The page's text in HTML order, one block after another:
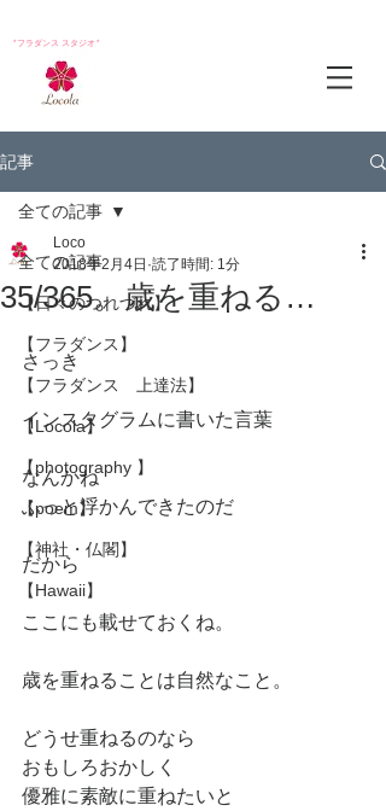
*フラダンス スタジオ*
記事
全ての記事
【日々のつれづれ】
【フラダンス】
【フラダンス 上達法】
【Locola】
【photography 】
【poem】
【神社・仏閣】
【Hawaii】
全ての記事
35/365。歳を重ねる…
Loco
2018年2月4日 読了時間: 1分
さっき
インスタグラムに書いた言葉
なんかね
ふっと浮かんできたのだ
だから
ここにも載せておくね。
歳を重ねることは自然なこと。
どうせ重ねるのなら
おもしろおかしく
優雅に素敵に重ねたいと